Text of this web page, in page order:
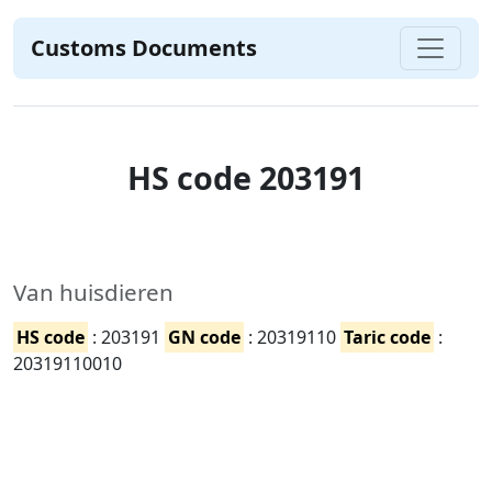
Customs Documents
HS code 203191
Van huisdieren
HS code : 203191 GN code : 20319110 Taric code :
20319110010